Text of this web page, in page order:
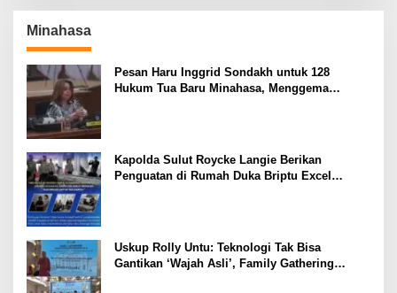
Minahasa
Pesan Haru Inggrid Sondakh untuk 128
Hukum Tua Baru Minahasa, Menggema
Kapolda Sulut Roycke Langie Berikan
Penguatan di Rumah Duka Briptu Excel
Uskup Rolly Untu: Teknologi Tak Bisa
Gantikan ‘Wajah Asli’, Family Gathering